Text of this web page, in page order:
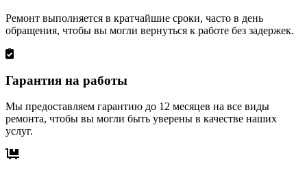
Ремонт выполняется в кратчайшие сроки, часто в день
обращения, чтобы вы могли вернуться к работе без задержек.
Гарантия на работы
Мы предоставляем гарантию до 12 месяцев на все виды
ремонта, чтобы вы могли быть уверены в качестве наших
услуг.